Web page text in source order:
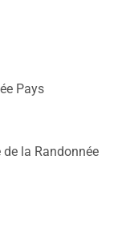
Pays
la Randonnée